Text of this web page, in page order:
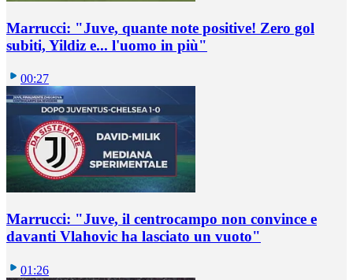
Marrucci: "Juve, quante note positive! Zero gol
subiti, Yildiz e... l'uomo in più"
00:27
Marrucci: "Juve, il centrocampo non convince e
davanti Vlahovic ha lasciato un vuoto"
01:26